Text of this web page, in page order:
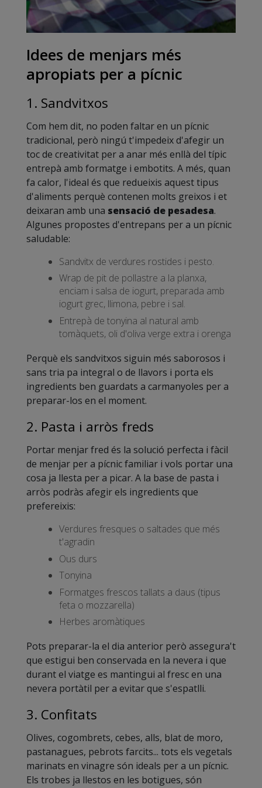
Idees de menjars més
apropiats per a pícnic
1. Sandvitxos
Com hem dit, no poden faltar en un pícnic
tradicional, però ningú t'impedeix d'afegir un
toc de creativitat per a anar més enllà del típic
entrepà amb formatge i embotits. A més, quan
fa calor, l'ideal és que redueixis aquest tipus
d'aliments perquè contenen molts greixos i et
deixaran amb una sensació de pesadesa.
Algunes propostes d'entrepans per a un pícnic
saludable:
Sandvitx de verdures rostides i pesto.
Wrap de pit de pollastre a la planxa,
enciam i salsa de iogurt, preparada amb
iogurt grec, llimona, pebre i sal.
Entrepà de tonyina al natural amb
tomàquets, oli d'oliva verge extra i orenga
Perquè els sandvitxos siguin més saborosos i
sans tria pa integral o de llavors i porta els
ingredients ben guardats a carmanyoles per a
preparar-los en el moment.
2. Pasta i arròs freds
Portar menjar fred és la solució perfecta i fàcil
de menjar per a pícnic familiar i vols portar una
cosa ja llesta per a picar. A la base de pasta i
arròs podràs afegir els ingredients que
prefereixis:
Verdures fresques o saltades que més
t'agradin
Ous durs
Tonyina
Formatges frescos tallats a daus (tipus
feta o mozzarella)
Herbes aromàtiques
Pots preparar-la el dia anterior però assegura't
que estigui ben conservada en la nevera i que
durant el viatge es mantingui al fresc en una
nevera portàtil per a evitar que s'espatlli.
3. Confitats
Olives, cogombrets, cebes, alls, blat de moro,
pastanagues, pebrots farcits... tots els vegetals
marinats en vinagre són ideals per a un pícnic.
Els trobes ja llestos en les botigues, són